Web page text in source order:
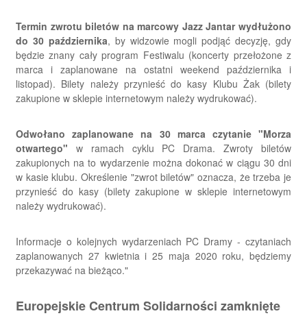
Termin zwrotu biletów na marcowy Jazz Jantar wydłużono
do 30 października, by widzowie mogli podjąć decyzję, gdy
będzie znany cały program Festiwalu (koncerty przełożone z
marca i zaplanowane na ostatni weekend października i
listopad). Bilety należy przynieść do kasy Klubu Żak (bilety
zakupione w sklepie internetowym należy wydrukować).
Odwołano zaplanowane na 30 marca czytanie "Morza
otwartego" w ramach cyklu PC Drama. Zwroty biletów
zakupionych na to wydarzenie można dokonać w ciągu 30 dni
w kasie klubu. Określenie "zwrot biletów" oznacza, że trzeba je
przynieść do kasy (bilety zakupione w sklepie internetowym
należy wydrukować).
Informacje o kolejnych wydarzeniach PC Dramy - czytaniach
zaplanowanych 27 kwietnia i 25 maja 2020 roku, będziemy
przekazywać na bieżąco."
Europejskie Centrum Solidarności zamknięte